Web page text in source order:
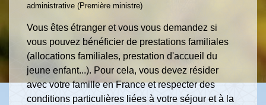
administrative (Première ministre)
Vous êtes étranger et vous vous demandez si
vous pouvez bénéficier de prestations familiales
(allocations familiales, prestation d'accueil du
jeune enfant...). Pour cela, vous devez résider
avec votre famille en France et respecter des
conditions particulières liées à votre séjour et à la